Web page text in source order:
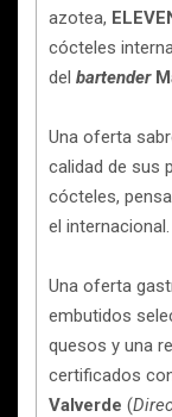
azotea,
cócteles
del bartender
Una oferta
calidad de sus
cócteles,
el internacional.
Una oferta
embutidos
quesos y una
certificados
Valverde (